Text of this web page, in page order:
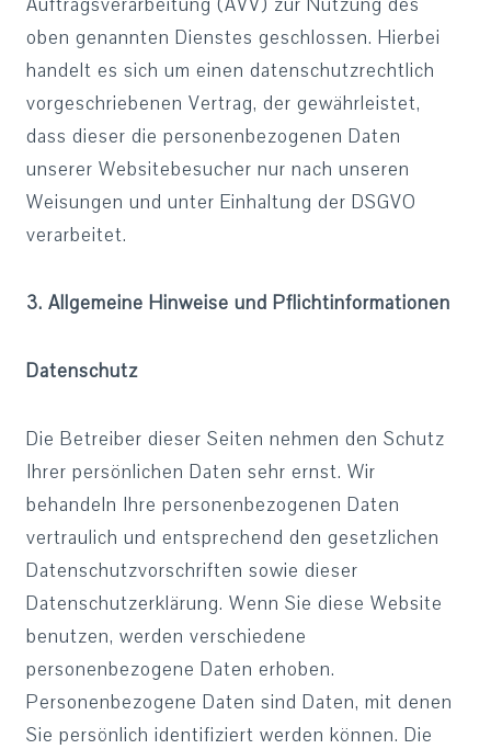
oben genannten Dienstes geschlossen. Hierbei
handelt es sich um einen datenschutzrechtlich
vorgeschriebenen Vertrag, der gewährleistet,
dass dieser die personenbezogenen Daten
unserer Websitebesucher nur nach unseren
Weisungen und unter Einhaltung der DSGVO
verarbeitet.
3. Allgemeine Hinweise und Pflichtinformationen
Datenschutz
Die Betreiber dieser Seiten nehmen den Schutz
Ihrer persönlichen Daten sehr ernst. Wir
behandeln Ihre personenbezogenen Daten
vertraulich und entsprechend den gesetzlichen
Datenschutzvorschriften sowie dieser
Datenschutzerklärung. Wenn Sie diese Website
benutzen, werden verschiedene
personenbezogene Daten erhoben.
Personenbezogene Daten sind Daten, mit denen
Sie persönlich identifiziert werden können. Die